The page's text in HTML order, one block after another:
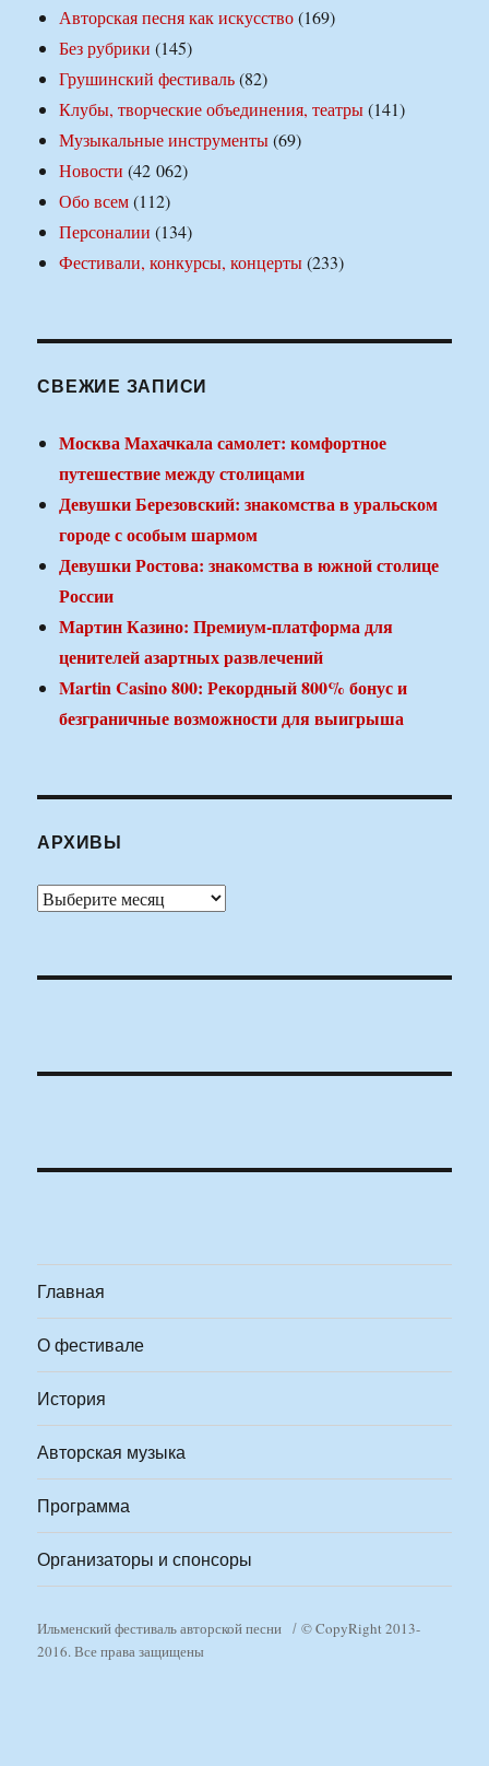
Авторская песня как искусство(169)
Без рубрики (145)
Грушинский фестиваль(82)
Клубы, творческие объединения, театры(141)
Музыкальные инструменты(69)
Новости (42 062)
Обо всем(112)
Персоналии (134)
Фестивали, конкурсы, концерты(233)
СВЕЖИЕ ЗАПИСИ
Москва Махачкала самолет: комфортное
путешествие между столицами
Девушки Березовский: знакомства в уральском
городе с особым шармом
Девушки Ростова: знакомства в южной столице
России
Мартин Казино: Премиум-платформа для
ценителей азартных развлечений
Martin Casino 800: Рекордный 800% бонус и
безграничные возможности для выигрыша
АРХИВЫ
Архивы
Главная
О фестивале
История
Авторская музыка
Программа
Организаторы и спонсоры
Ильменский фестиваль авторской песни
© CopyRight 2013-
2016. Все права защищены